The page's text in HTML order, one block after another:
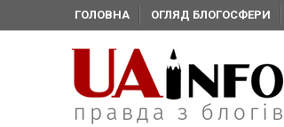
ГОЛОВНА ОГЛЯД БЛОГОСФЕРИ